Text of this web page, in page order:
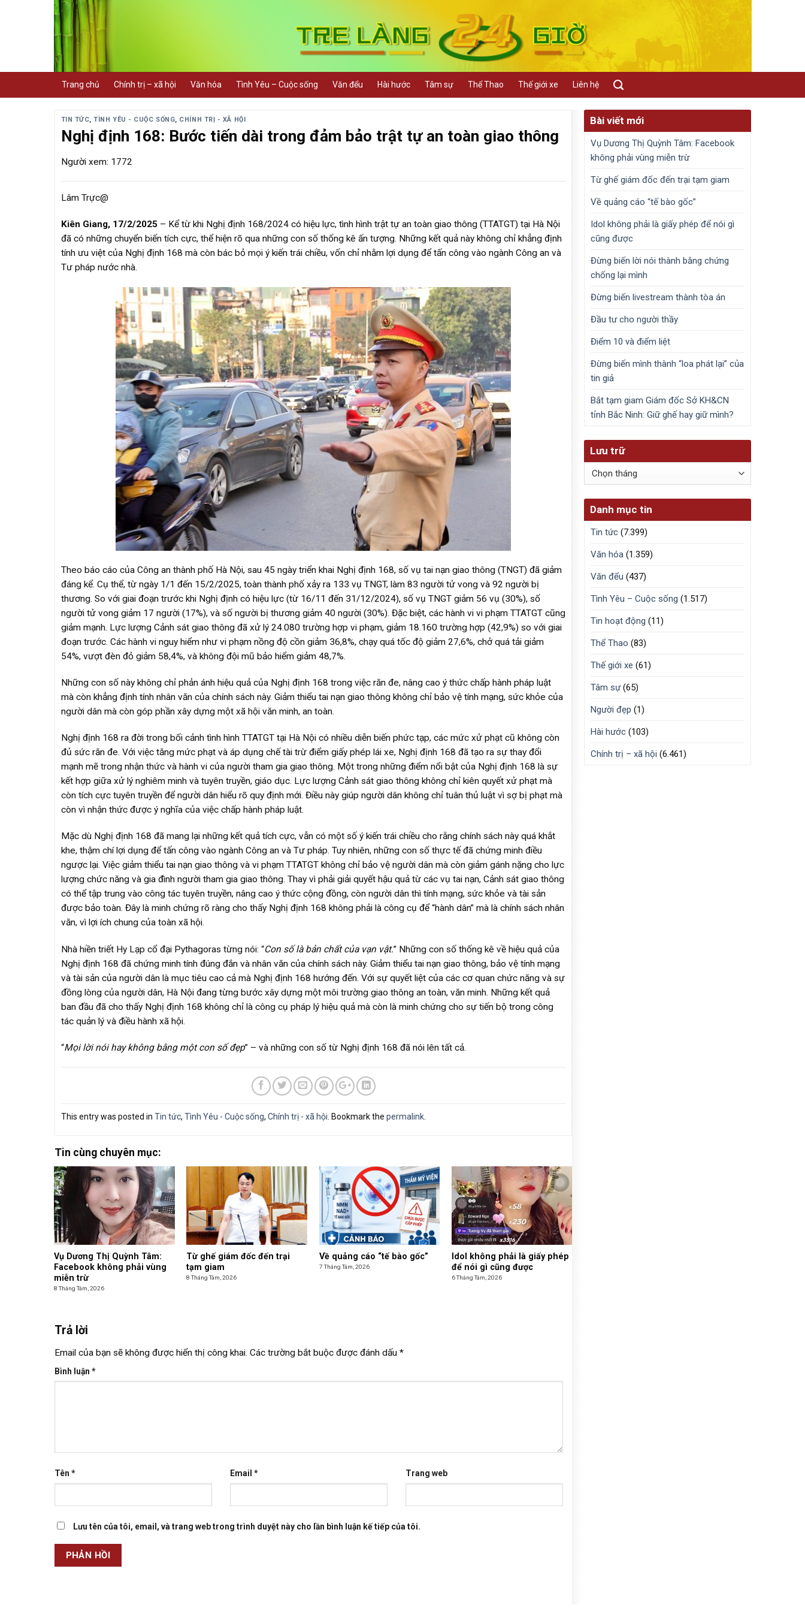
Trang chủ Chính trị – xã hội Văn hóa Tình Yêu – Cuộc sống Văn đểu Hài hước Tâm sự Thể Thao Thế giới xe Liên hệ
TIN TỨC,TÌNH YÊU - CUỘC SỐNG, CHÍNH TRỊ - XÃ HỘI
Nghị định 168: Bước tiến dài trong đảm bảo trật tự an toàn giao thông
Người xem: 1772
Lâm Trực@
Kiên Giang, 17/2/2025– Kể từ khi Nghị định 168/2024 có hiệu lực, tình hình trật tự an toàn giao thông (TTATGT) tại Hà Nội
đã có những chuyển biến tích cực, thể hiện rõ qua những con số thống kê ấn tượng. Những kết quả này không chỉ khẳng định
tính ưu việt của Nghị định 168 mà còn bác bỏ mọi ý kiến trái chiều, vốn chỉ nhằm lợi dụng để tấn công vào ngành Công an và
Tư pháp nước nhà.
Theo báo cáo của Công an thành phố Hà Nội, sau 45 ngày triển khai Nghị định 168, số vụ tai nạn giao thông (TNGT) đã giảm
đáng kể. Cụ thể, từ ngày 1/1 đến 15/2/2025, toàn thành phố xảy ra 133 vụ TNGT, làm 83 người tử vong và 92 người bị
thương. So với giai đoạn trước khi Nghị định có hiệu lực (từ 16/11 đến 31/12/2024), số vụ TNGT giảm 56 vụ (30%), số
người tử vong giảm 17 người (17%), và số người bị thương giảm 40 người (30%). Đặc biệt, các hành vi vi phạm TTATGT cũng
giảm mạnh. Lực lượng Cảnh sát giao thông đã xử lý 24.080 trường hợp vi phạm, giảm 18.160 trường hợp (42,9%) so với giai
đoạn trước. Các hành vi nguy hiểm như vi phạm nồng độ cồn giảm 36,8%, chạy quá tốc độ giảm 27,6%, chở quá tải giảm
54%, vượt đèn đỏ giảm 58,4%, và không đội mũ bảo hiểm giảm 48,7%.
Những con số này không chỉ phản ánh hiệu quả của Nghị định 168 trong việc răn đe, nâng cao ý thức chấp hành pháp luật
mà còn khẳng định tính nhân văn của chính sách này. Giảm thiểu tai nạn giao thông không chỉ bảo vệ tính mạng, sức khỏe của
người dân mà còn góp phần xây dựng một xã hội văn minh, an toàn.
Nghị định 168 ra đời trong bối cảnh tình hình TTATGT tại Hà Nội có nhiều diễn biến phức tạp, các mức xử phạt cũ không còn
đủ sức răn đe. Với việc tăng mức phạt và áp dụng chế tài trừ điểm giấy phép lái xe, Nghị định 168 đã tạo ra sự thay đổi
mạnh mẽ trong nhận thức và hành vi của người tham gia giao thông. Một trong những điểm nổi bật của Nghị định 168 là sự
kết hợp giữa xử lý nghiêm minh và tuyên truyền, giáo dục. Lực lượng Cảnh sát giao thông không chỉ kiên quyết xử phạt mà
còn tích cực tuyên truyền để người dân hiểu rõ quy định mới. Điều này giúp người dân không chỉ tuân thủ luật vì sợ bị phạt mà
còn vì nhận thức được ý nghĩa của việc chấp hành pháp luật.
Mặc dù Nghị định 168 đã mang lại những kết quả tích cực, vẫn có một số ý kiến trái chiều cho rằng chính sách này quá khắt
khe, thậm chí lợi dụng để tấn công vào ngành Công an và Tư pháp. Tuy nhiên, những con số thực tế đã chứng minh điều
ngược lại. Việc giảm thiểu tai nạn giao thông và vi phạm TTATGT không chỉ bảo vệ người dân mà còn giảm gánh nặng cho lực
lượng chức năng và gia đình người tham gia giao thông. Thay vì phải giải quyết hậu quả từ các vụ tai nạn, Cảnh sát giao thông
có thể tập trung vào công tác tuyên truyền, nâng cao ý thức cộng đồng, còn người dân thì tính mạng, sức khỏe và tài sản
được bảo toàn. Đây là minh chứng rõ ràng cho thấy Nghị định 168 không phải là công cụ để “hành dân” mà là chính sách nhân
văn, vì lợi ích chung của toàn xã hội.
Nhà hiền triết Hy Lạp cổ đại Pythagoras từng nói: “Con số là bản chất của vạn vật.” Những con số thống kê về hiệu quả của
Nghị định 168 đã chứng minh tính đúng đắn và nhân văn của chính sách này. Giảm thiểu tai nạn giao thông, bảo vệ tính mạng
và tài sản của người dân là mục tiêu cao cả mà Nghị định 168 hướng đến. Với sự quyết liệt của các cơ quan chức năng và sự
đồng lòng của người dân, Hà Nội đang từng bước xây dựng một môi trường giao thông an toàn, văn minh. Những kết quả
ban đầu đã cho thấy Nghị định 168 không chỉ là công cụ pháp lý hiệu quả mà còn là minh chứng cho sự tiến bộ trong công
tác quản lý và điều hành xã hội.
“Mọi lời nói hay không bằng một con số đẹp” – và những con số từ Nghị định 168 đã nói lên tất cả.
This entry was posted in Tin tức, Tình Yêu - Cuộc sống, Chính trị - xã hội . Bookmark the permalink.
Tin cùng chuyên mục:
Vụ Dương Thị Quỳnh Tâm:
Facebook không phải vùng
miễn trừ
8 Tháng Tám, 2026
Từ ghế giám đốc đến trại
tạm giam
8 Tháng Tám, 2026
Về quảng cáo “tế bào gốc”
7 Tháng Tám, 2026
Idol không phải là giấy phép
để nói gì cũng được
6 Tháng Tám, 2026
Trả lời
Email của bạn sẽ không được hiển thị công khai. Các trường bắt buộc được đánh dấu *
Bình luận *
Tên * Email * Trang web
Lưu tên của tôi, email, và trang web trong trình duyệt này cho lần bình luận kế tiếp của tôi.
Bài viết mới
Vụ Dương Thị Quỳnh Tâm: Facebook
không phải vùng miễn trừ
Từ ghế giám đốc đến trại tạm giam
Về quảng cáo “tế bào gốc”
Idol không phải là giấy phép để nói gì
cũng được
Đừng biến lời nói thành bằng chứng
chống lại mình
Đừng biến livestream thành tòa án
Đầu tư cho người thầy
Điểm 10 và điểm liệt
Đừng biến mình thành “loa phát lại” của
tin giả
Bắt tạm giam Giám đốc Sở KH&CN
tỉnh Bắc Ninh: Giữ ghế hay giữ mình?
Lưu trữ
Lưu
Danh mục tin
Tin tức (7.399)
Văn hóa (1.359)
Văn đểu (437)
Tình Yêu – Cuộc sống (1.517)
Tin hoạt động (11)
Thể Thao (83)
Thế giới xe (61)
Tâm sự(65)
Người đẹp (1)
Hài hước (103)
Chính trị – xã hội (6.461)